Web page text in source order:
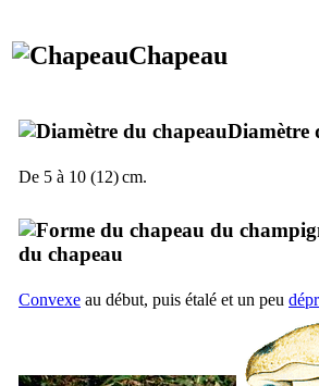
Chapeau
Diamètre
De 5 à 10 (12) cm.
du chapeau
Convexe au début, puis étalé et un peu